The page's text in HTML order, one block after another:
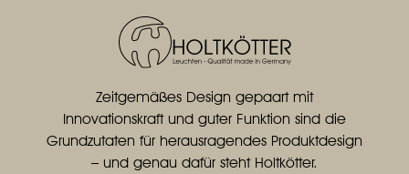
Zeitgemäßes Design gepaart mit
Innovationskraft und guter Funktion sind die
Grundzutaten für herausragendes Produktdesign
– und genau dafür steht Holtkötter.